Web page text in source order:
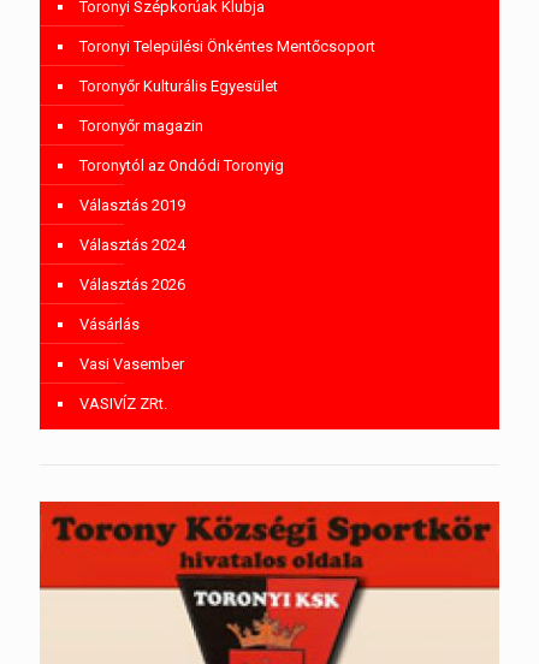
Toronyi Szépkorúak Klubja
Toronyi Települési Önkéntes Mentőcsoport
Toronyőr Kulturális Egyesület
Toronyőr magazin
Toronytól az Ondódi Toronyig
Választás 2019
Választás 2024
Választás 2026
Vásárlás
Vasi Vasember
VASIVÍZ ZRt.